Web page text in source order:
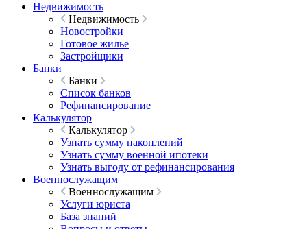
Недвижимость
Недвижимость
Новостройки
Готовое жилье
Застройщики
Банки
Банки
Список банков
Рефинансирование
Калькулятор
Калькулятор
Узнать сумму накоплений
Узнать сумму военной ипотеки
Узнать выгоду от рефинансирования
Военнослужащим
Военнослужащим
Услуги юриста
База знаний